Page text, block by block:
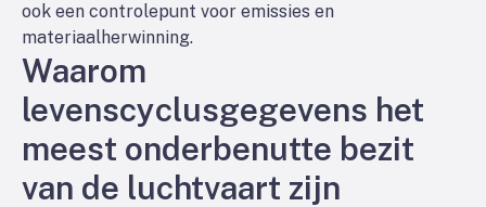
ook een controlepunt voor emissies en
materiaalherwinning.
Waarom
levenscyclusgegevens het
meest onderbenutte bezit
van de luchtvaart zijn